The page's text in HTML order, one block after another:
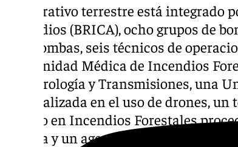
El operativo terrestre está integrado
Incendios (BRICA), ocho grupos de
autobombas, seis técnicos de
una Unidad Médica de Incendios
Meteorología y Transmisiones, una
especializada en el uso de drones,
Mando en Incendios Forestales
pesada y un agente medioambiental.